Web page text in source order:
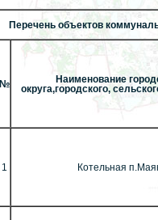
Перечень объектов
№
Наименование
округа,городского,
1 Котельная